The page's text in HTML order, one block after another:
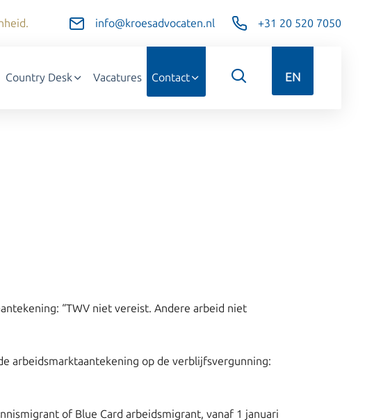
info@kroesadvocaten.nl +31 20 520 7050
Country Desk Vacatures Contact EN
“TWV niet vereist. Andere arbeid niet
arbeidsmarktaantekening op de verblijfsvergunning:
of Blue Card arbeidsmigrant, vanaf 1 januari